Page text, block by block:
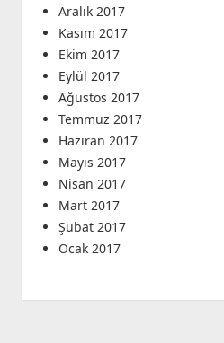
Aralık 2017
Kasım 2017
Ekim 2017
Eylül 2017
Ağustos 2017
Temmuz 2017
Haziran 2017
Mayıs 2017
Nisan 2017
Mart 2017
Şubat 2017
Ocak 2017